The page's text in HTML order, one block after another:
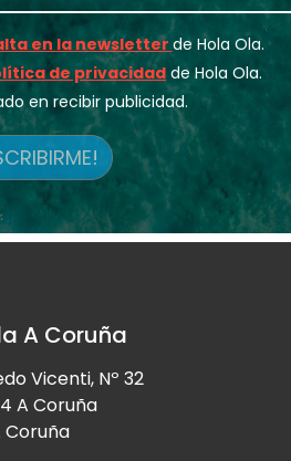
en la newsletterde Hola Ola.
de privacidad de Hola Ola.
en recibir publicidad.
A Coruña
Vicenti, Nº 32
A Coruña
Coruña